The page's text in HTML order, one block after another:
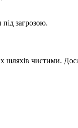
загрозою.
шляхів чистими.